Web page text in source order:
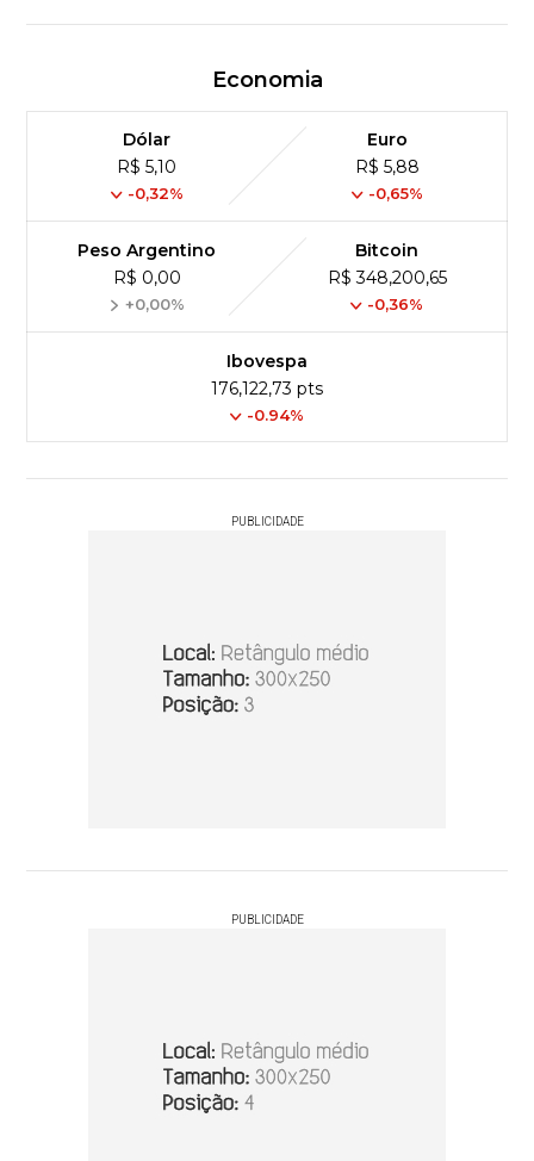
Economia
Dólar
R$ 5,10
-0,32%
Euro
R$ 5,88
-0,65%
Peso Argentino
R$ 0,00
+0,00%
Bitcoin
R$ 348,200,65
-0,36%
Ibovespa
176,122,73 pts
-0.94%
PUBLICIDADE
PUBLICIDADE